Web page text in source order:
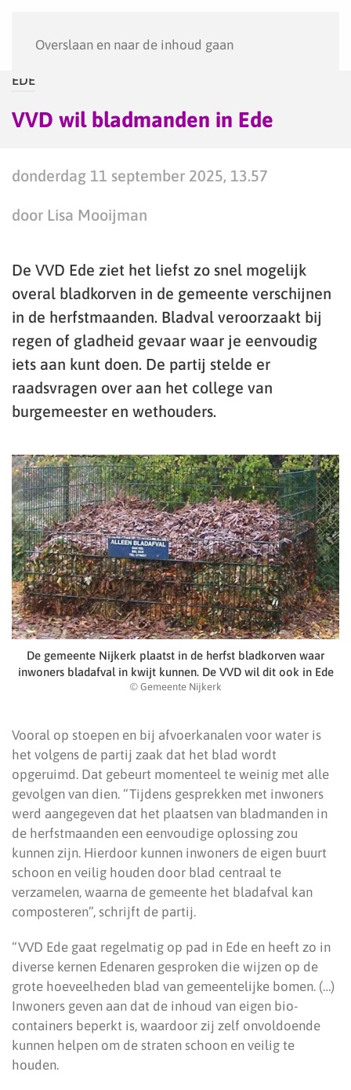
Overslaan en naar de inhoud gaan
EDE
VVD wil bladmanden in Ede
donderdag 11 september 2025, 13.57
door Lisa Mooijman
De VVD Ede ziet het liefst zo snel mogelijk
overal bladkorven in de gemeente verschijnen
in de herfstmaanden. Bladval veroorzaakt bij
regen of gladheid gevaar waar je eenvoudig
iets aan kunt doen. De partij stelde er
raadsvragen over aan het college van
burgemeester en wethouders.
De gemeente Nijkerk plaatst in de herfst bladkorven waar
inwoners bladafval in kwijt kunnen. De VVD wil dit ook in Ede
© Gemeente Nijkerk
Vooral op stoepen en bij afvoerkanalen voor water is
het volgens de partij zaak dat het blad wordt
opgeruimd. Dat gebeurt momenteel te weinig met alle
gevolgen van dien. “Tijdens gesprekken met inwoners
werd aangegeven dat het plaatsen van bladmanden in
de herfstmaanden een eenvoudige oplossing zou
kunnen zijn. Hierdoor kunnen inwoners de eigen buurt
schoon en veilig houden door blad centraal te
verzamelen, waarna de gemeente het bladafval kan
composteren”, schrijft de partij.
“VVD Ede gaat regelmatig op pad in Ede en heeft zo in
diverse kernen Edenaren gesproken die wijzen op de
grote hoeveelheden blad van gemeentelijke bomen. (…)
Inwoners geven aan dat de inhoud van eigen bio-
containers beperkt is, waardoor zij zelf onvoldoende
kunnen helpen om de straten schoon en veilig te
houden.